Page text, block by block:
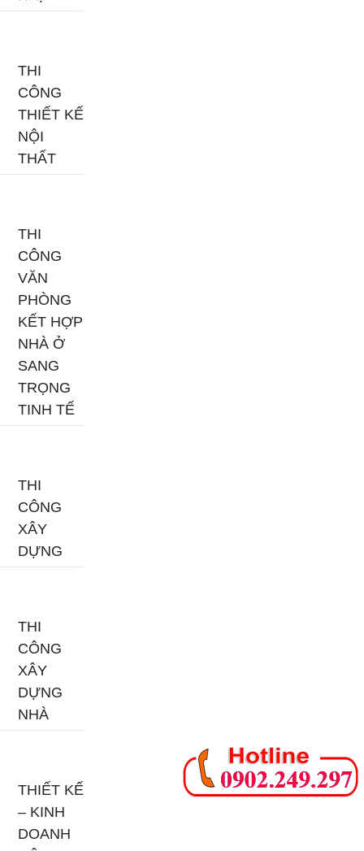
THI
CÔNG
THIẾT KẾ
NỘI
THẤT
THI
CÔNG
VĂN
PHÒNG
KẾT HỢP
NHÀ Ở
SANG
TRỌNG
TINH TẾ
THI
CÔNG
XÂY
DỰNG
THI
CÔNG
XÂY
DỰNG
NHÀ
THIẾT KẾ
– KINH
DOANH